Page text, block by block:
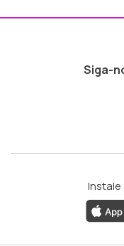
Siga-
Instale